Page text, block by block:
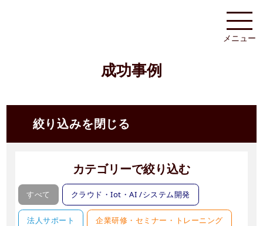
メニュー
成功事例
絞り込みを閉じる
カテゴリーで絞り込む
すべて クラウド・Iot・AI /システム開発
法人サポート 企業研修・セミナー・トレーニング